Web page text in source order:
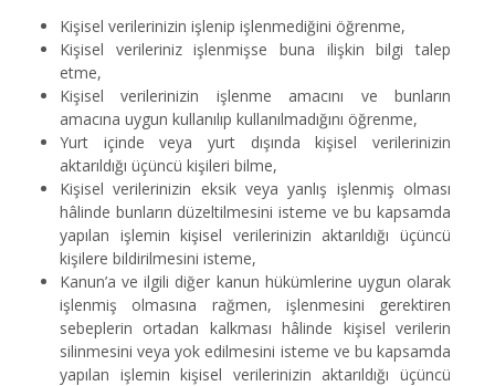
Kişisel verilerinizin işlenip işlenmediğini öğrenme,
Kişisel verileriniz işlenmişse buna ilişkin bilgi talep
etme,
Kişisel verilerinizin işlenme amacını ve bunların
amacına uygun kullanılıp kullanılmadığını öğrenme,
Yurt içinde veya yurt dışında kişisel verilerinizin
aktarıldığı üçüncü kişileri bilme,
Kişisel verilerinizin eksik veya yanlış işlenmiş olması
hâlinde bunların düzeltilmesini isteme ve bu kapsamda
yapılan işlemin kişisel verilerinizin aktarıldığı üçüncü
kişilere bildirilmesini isteme,
Kanun’a ve ilgili diğer kanun hükümlerine uygun olarak
işlenmiş olmasına rağmen, işlenmesini gerektiren
sebeplerin ortadan kalkması hâlinde kişisel verilerin
silinmesini veya yok edilmesini isteme ve bu kapsamda
yapılan işlemin kişisel verilerinizin aktarıldığı üçüncü